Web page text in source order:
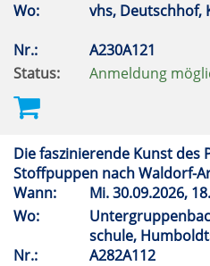
Wo:
vhs, Deutschhof,
Nr.:
A230A121
Status:
Anmeldung
Die faszinierende Kunst des
Stoffpuppen nach Waldorf-
Wann:
Mi.30.09.2026,
Wo:
schule,
Nr.:
A282A112